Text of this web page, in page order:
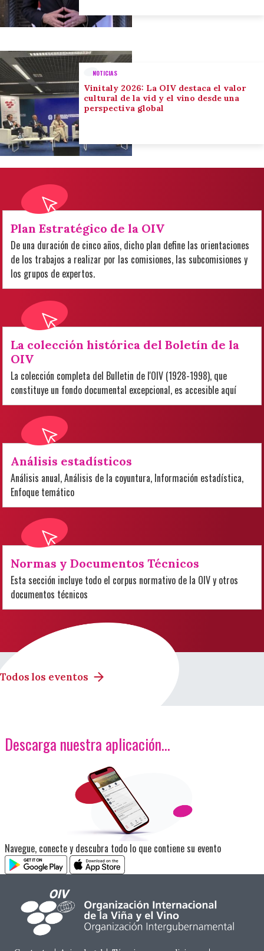
NOTICIAS
Vinitaly 2026: La OIV destaca el valor
cultural de la vid y el vino desde una
perspectiva global
Plan Estratégico de la OIV
De una duración de cinco años, dicho plan define las orientaciones
de los trabajos a realizar por las comisiones, las subcomisiones y
los grupos de expertos.
La colección histórica del Boletín de la
OIV
La colección completa del Bulletin de l'OIV (1928-1998), que
constituye un fondo documental excepcional, es accesible aquí
Análisis estadísticos
Análisis anual, Análisis de la coyuntura, Información estadística,
Enfoque temático
Normas y Documentos Técnicos
Esta sección incluye todo el corpus normativo de la OIV y otros
documentos técnicos
Todos los eventos
Descarga nuestra aplicación…
<p>Imagen</p>
Navegue, conecte y descubra todo lo que contiene su evento